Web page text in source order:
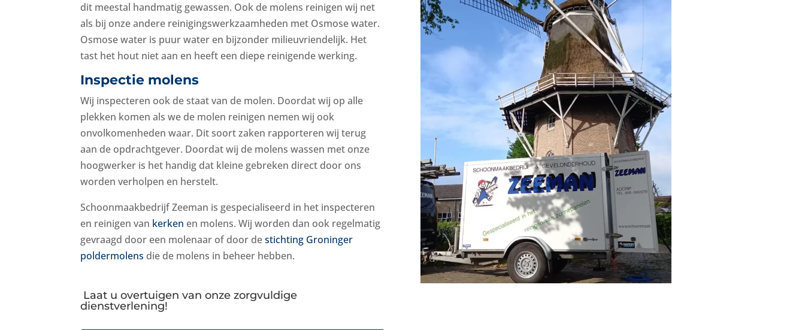
dit meestal handmatig gewassen. Ook de molens reinigen wij net
als bij onze andere reinigingswerkzaamheden met Osmose water.
Osmose water is puur water en bijzonder milieuvriendelijk. Het
tast het hout niet aan en heeft een diepe reinigende werking.
Inspectie molens
Wij inspecteren ook de staat van de molen. Doordat wij op alle
plekken komen als we de molen reinigen nemen wij ook
onvolkomenheden waar. Dit soort zaken rapporteren wij terug
aan de opdrachtgever. Doordat wij de molens wassen met onze
hoogwerker is het handig dat kleine gebreken direct door ons
worden verholpen en herstelt.
Schoonmaakbedrijf Zeeman is gespecialiseerd in het inspecteren
en reinigen van kerken en molens. Wij worden dan ook regelmatig
gevraagd door een molenaar of door destichting Groninger
poldermolens die de molens in beheer hebben.
Laat u overtuigen van onze zorgvuldige
dienstverlening!